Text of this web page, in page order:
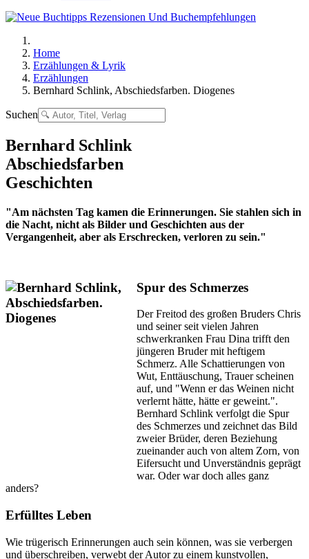
Home
Erzählungen & Lyrik
Erzählungen
Bernhard Schlink, Abschiedsfarben. Diogenes
Suchen
Bernhard Schlink
Abschiedsfarben
Geschichten
"Am nächsten Tag kamen die Erinnerungen. Sie stahlen sich in
die Nacht, nicht als Bilder und Geschichten aus der
Vergangenheit, aber als Erschrecken, verloren zu sein."
Spur des Schmerzes
Der Freitod des großen Bruders Chris
und seiner seit vielen Jahren
schwerkranken Frau Dina trifft den
jüngeren Bruder mit heftigem
Schmerz. Alle Schattierungen von
Wut, Enttäuschung, Trauer scheinen
auf, und "Wenn er das Weinen nicht
verlernt hätte, hätte er geweint.".
Bernhard Schlink verfolgt die Spur
des Schmerzes und zeichnet das Bild
zweier Brüder, deren Beziehung
zueinander auch von altem Zorn, von
Eifersucht und Unverständnis geprägt
war. Oder war doch alles ganz
anders?
Erfülltes Leben
Wie trügerisch Erinnerungen auch sein können, was sie verbergen
und überschreiben, verwebt der Autor zu einem kunstvollen,